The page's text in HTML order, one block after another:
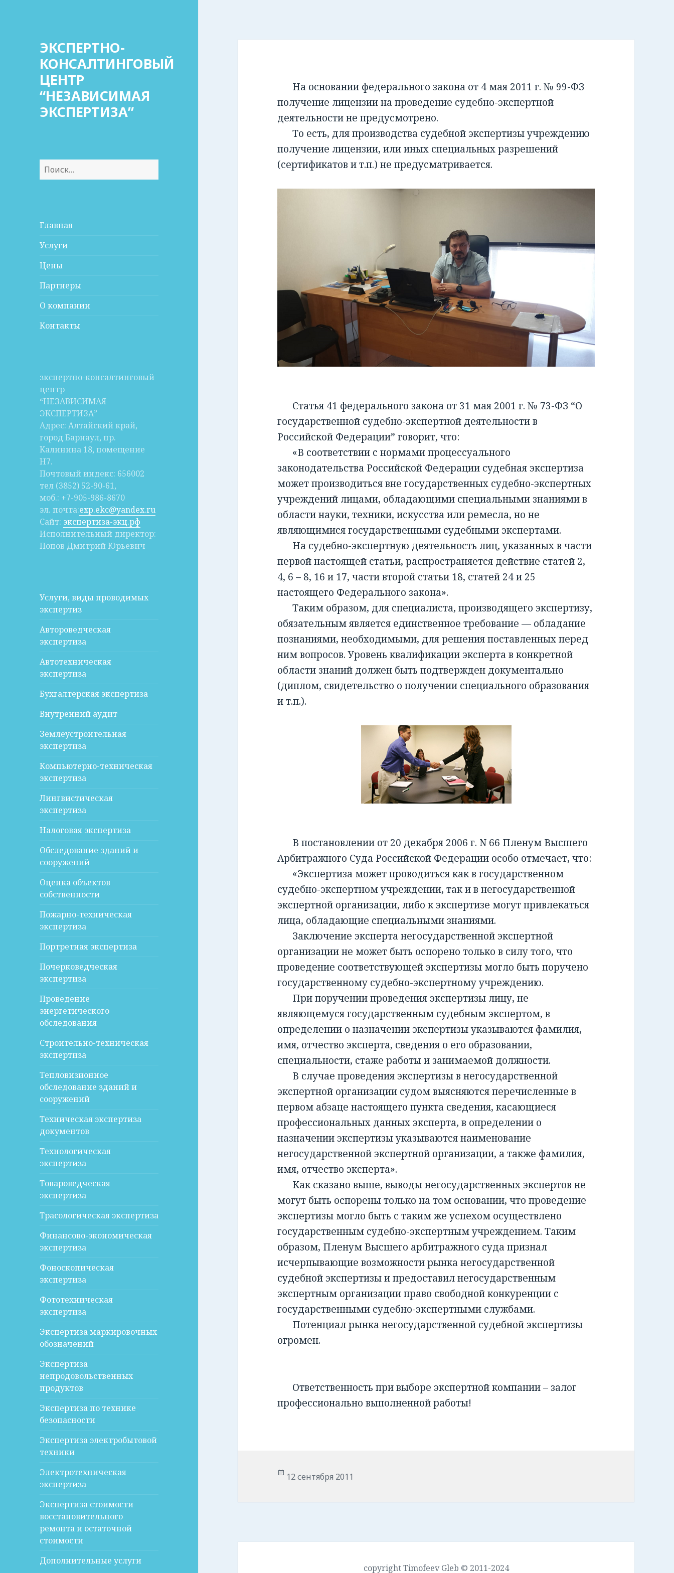
ЭКСПЕРТНО-
КОНСАЛТИНГОВЫЙ
ЦЕНТР
“НЕЗАВИСИМАЯ
ЭКСПЕРТИЗА”
Найти:
Главная
Услуги
Цены
Партнеры
О компании
Контакты
зкспертно-консалтинговый
центр
“НЕЗАВИСИМАЯ
ЭКСПЕРТИЗА”
Адрес: Алтайский край,
город Барнаул, пр.
Калинина 18, помещение
Н7.
Почтовый индекс: 656002
тел (3852) 52-90-61,
моб.: +7-905-986-8670
эл. почта:exp.ekc@yandex.ru
Сайт: экспертиза-экц.рф
Исполнительный директор:
Попов Дмитрий Юрьевич
Услуги, виды проводимых
экспертиз
Автороведческая
экспертиза
Автотехническая
экспертиза
Бухгалтерская экспертиза
Внутренний аудит
Землеустроительная
экспертиза
Компьютерно-техническая
экспертиза
Лингвистическая
экспертиза
Налоговая экспертиза
Обследование зданий и
сооружений
Оценка объектов
собственности
Пожарно-техническая
экспертиза
Портретная экспертиза
Почерковедческая
экспертиза
Проведение
энергетического
обследования
Строительно-техническая
экспертиза
Тепловизионное
обследование зданий и
сооружений
Техническая экспертиза
документов
Технологическая
экспертиза
Товароведческая
экспертиза
Трасологическая экспертиза
Финансово-экономическая
экспертиза
Фоноскопическая
экспертиза
Фототехническая
экспертиза
Экспертиза маркировочных
обозначений
Экспертиза
непродовольственных
продуктов
Экспертиза по технике
безопасности
Экспертиза электробытовой
техники
Электротехническая
экспертиза
Экспертиза стоимости
восстановительного
ремонта и остаточной
стоимости
Дополнительные услуги
На основании федерального закона от 4 мая 2011 г. № 99-ФЗ
получение лицензии на проведение судебно-экспертной
деятельности не предусмотрено.
То есть, для производства судебной экспертизы учреждению
получение лицензии, или иных специальных разрешений
(сертификатов и т.п.) не предусматривается.
Статья 41 федерального закона от 31 мая 2001 г. № 73-ФЗ “О
государственной судебно-экспертной деятельности в
Российской Федерации” говорит, что:
«В соответствии с нормами процессуального
законодательства Российской Федерации судебная экспертиза
может производиться вне государственных судебно-экспертных
учреждений лицами, обладающими специальными знаниями в
области науки, техники, искусства или ремесла, но не
являющимися государственными судебными экспертами.
На судебно-экспертную деятельность лиц, указанных в части
первой настоящей статьи, распространяется действие статей 2,
4, 6 – 8, 16 и 17, части второй статьи 18, статей 24 и 25
настоящего Федерального закона».
Таким образом, для специалиста, производящего экспертизу,
обязательным является единственное требование — обладание
познаниями, необходимыми, для решения поставленных перед
ним вопросов. Уровень квалификации эксперта в конкретной
области знаний должен быть подтвержден документально
(диплом, свидетельство о получении специального образования
и т.п.).
В постановлении от 20 декабря 2006 г. N 66 Пленум Высшего
Арбитражного Суда Российской Федерации особо отмечает, что:
«Экспертиза может проводиться как в государственном
судебно-экспертном учреждении, так и в негосударственной
экспертной организации, либо к экспертизе могут привлекаться
лица, обладающие специальными знаниями.
Заключение эксперта негосударственной экспертной
организации не может быть оспорено только в силу того, что
проведение соответствующей экспертизы могло быть поручено
государственному судебно-экспертному учреждению.
При поручении проведения экспертизы лицу, не
являющемуся государственным судебным экспертом, в
определении о назначении экспертизы указываются фамилия,
имя, отчество эксперта, сведения о его образовании,
специальности, стаже работы и занимаемой должности.
В случае проведения экспертизы в негосударственной
экспертной организации судом выясняются перечисленные в
первом абзаце настоящего пункта сведения, касающиеся
профессиональных данных эксперта, в определении о
назначении экспертизы указываются наименование
негосударственной экспертной организации, а также фамилия,
имя, отчество эксперта».
Как сказано выше, выводы негосударственных экспертов не
могут быть оспорены только на том основании, что проведение
экспертизы могло быть с таким же успехом осуществлено
государственным судебно-экспертным учреждением. Таким
образом, Пленум Высшего арбитражного суда признал
исчерпывающие возможности рынка негосударственной
судебной экспертизы и предоставил негосударственным
экспертным организации право свободной конкуренции с
государственными судебно-экспертными службами.
Потенциал рынка негосударственной судебной экспертизы
огромен.
Ответственность при выборе экспертной компании – залог
профессионально выполненной работы!
Опубликовано
12 сентября 2011
copyright Timofeev Gleb © 2011-2024